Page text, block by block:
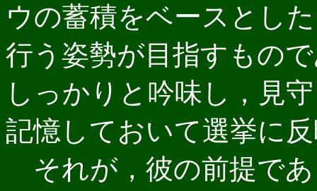
ウの蓄積をベースとし
行う姿勢が目指すもの
しっかりと吟味し，見
記憶しておいて選挙に
それが，彼の前提で